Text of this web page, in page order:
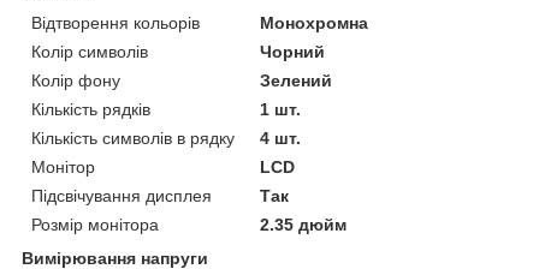
Відтворення кольорів
Монохромна
Колір символів
Чорний
Колір фону
Зелений
Кількість рядків
1 шт.
Кількість символів в рядку
4 шт.
Монітор
LCD
Підсвічування дисплея
Так
Розмір монітора
2.35 дюйм
Вимірювання напруги